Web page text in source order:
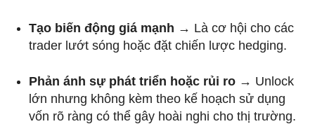
Tạo biến động giá mạnh → Là cơ hội cho các
trader lướt sóng hoặc đặt chiến lược hedging.
Phản ánh sự phát triển hoặc rủi ro → Unlock
lớn nhưng không kèm theo kế hoạch sử dụng
vốn rõ ràng có thể gây hoài nghi cho thị trường.